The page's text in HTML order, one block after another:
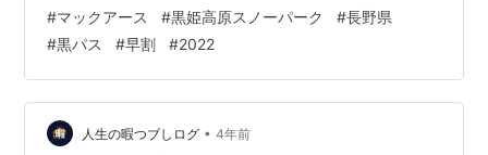
楽しめるスキー場といえばここ！ 早割・黒パス ～10月
31日 黒パス ￥28,000 黒パスJr ￥24,000（3歳～高校
生） マックアースジャパン割引 対象スキー場で割引購入
可能 早割・黒姫アミーゴパス ～10月31日 黒アミーゴパ
ス（2枚） ￥96,000 法人・誰でも使…
#マックアース #黒姫高原スノーパーク #長野県
#黒パス #早割 #2022
人生の暇つブしログ • 4年前